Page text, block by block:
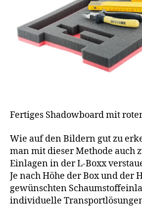
Fertiges Shadowboard mit
Wie auf den Bildern gut zu
man mit dieser Methode auch
Einlagen in der L-Boxx
Je nach Höhe der Box und der
gewünschten
individuelle